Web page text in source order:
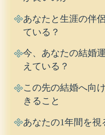
あなたと生涯の伴
ている？
今、あなたの結婚
えている？
この先の結婚へ向
きること
あなたの1年間を視